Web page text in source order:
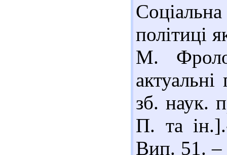
політиці
М.
зб. наук.
П. та
Вип. 51. –